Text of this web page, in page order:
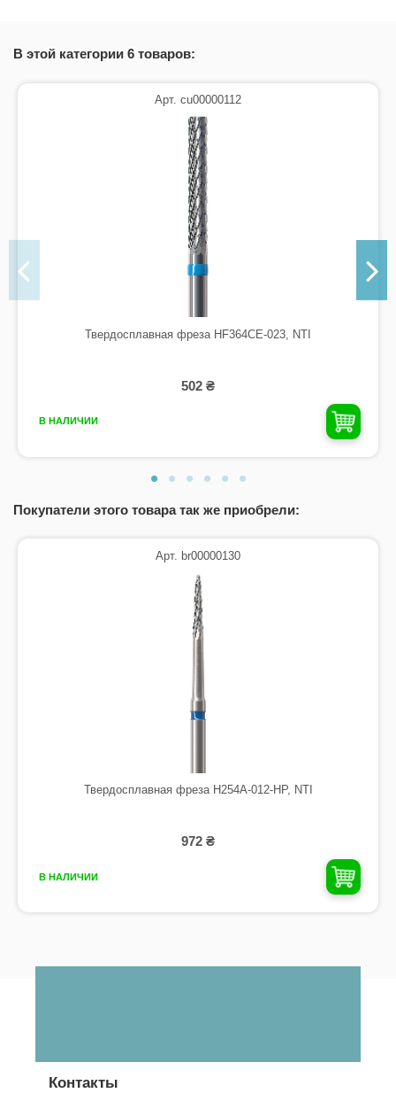
В этой категории 6 товаров:
Арт. cu00000112
Твердосплавная фреза HF364CE-023, NTI
502 ₴
В НАЛИЧИИ
Покупатели этого товара так же приобрели:
Арт. br00000130
Твердосплавная фреза H254A-012-HP, NTI
972 ₴
В НАЛИЧИИ
Контакты